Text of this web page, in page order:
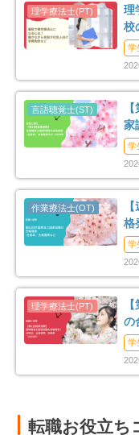
理
校
学
家
格
学
格
（
学
の
（
学
転職お役立ち